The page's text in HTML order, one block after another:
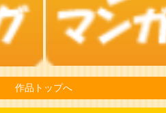
作品トップへ